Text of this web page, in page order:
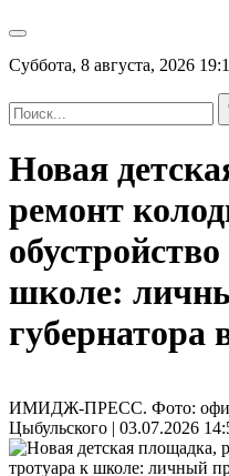
Суббота, 8 августа, 2026
Новая
ремонт
школе:
губернатора
ИМИДЖ-ПРЕСС. Фото:
Цыбульского | 03.07.2026